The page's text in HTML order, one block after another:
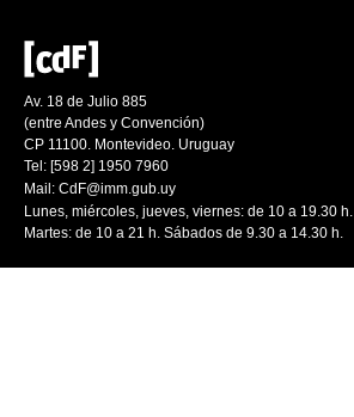
Av. 18 de Julio 885
(entre Andes y Convención)
CP 11100. Montevideo. Uruguay
Tel: [598 2] 1950 7960
Mail: CdF@imm.gub.uy
Lunes, miércoles, jueves, viernes: de 10 a 19.30 h.
Martes: de 10 a 21 h. Sábados de 9.30 a 14.30 h.